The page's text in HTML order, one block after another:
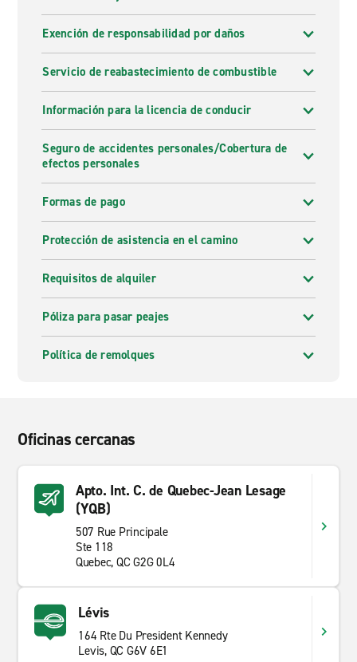
Exención de responsabilidad por daños
Servicio de reabastecimiento de combustible
Información para la licencia de conducir
Seguro de accidentes personales/Cobertura de
efectos personales
Formas de pago
Protección de asistencia en el camino
Requisitos de alquiler
Póliza para pasar peajes
Política de remolques
Oficinas cercanas
Apto. Int. C. de Quebec-Jean Lesage
(YQB)
507 Rue Principale
Ste 118
Quebec, QC G2G 0L4
Lévis
164 Rte Du President Kennedy
Levis, QC G6V 6E1